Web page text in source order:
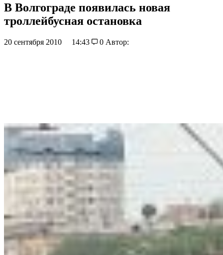
В Волгограде появилась новая
троллейбусная остановка
20 сентября 2010 14:43 0 Автор: